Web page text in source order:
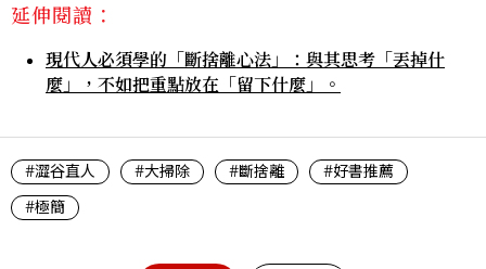
延伸閱讀：
現代人必須學的「斷捨離心法」：與其思考「丟掉什
麼」，不如把重點放在「留下什麼」。
#澀谷直人 #大掃除 #斷捨離
#好書推薦
#極簡